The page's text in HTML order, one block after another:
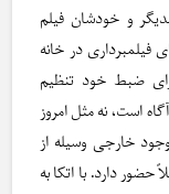
و خودشان فیلم
در خانه
ضبط خود تنظیم
وسیله آگاه است، نه مثل امروز
خارجی وسیله از
دارد. با اتکا به